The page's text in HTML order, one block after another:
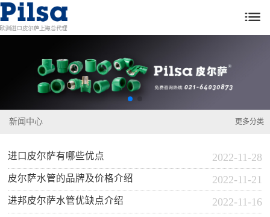

更多分类
新闻中心
进口皮尔萨有哪些优点 2022-11-28
皮尔萨水管的品牌及价格介绍 2022-11-21
进邦皮尔萨水管优缺点介绍 2022-11-16